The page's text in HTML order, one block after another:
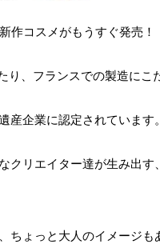
作コスメがもうすぐ発売！
、フランスでの製造にこ
産企業に認定されています。
クリエイター達が生み出
ちょっと大人のイメージ